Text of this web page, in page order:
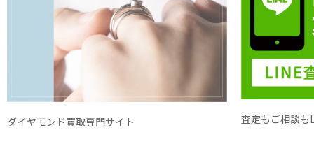
ダイヤモンド買取専門サイト 査定もご相談も